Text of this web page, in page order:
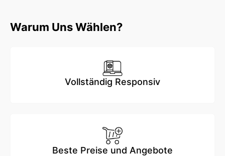
Warum Uns Wählen?
Vollständig Responsiv
Beste Preise und Angebote